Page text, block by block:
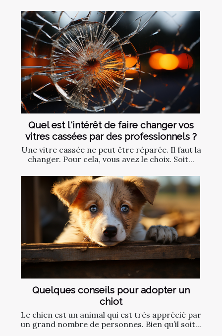
Quel est l'intérêt de faire changer vos
vitres cassées par des professionnels ?
Une vitre cassée ne peut être réparée. Il faut la
changer. Pour cela, vous avez le choix. Soit...
Quelques conseils pour adopter un
chiot
Le chien est un animal qui est très apprécié par
un grand nombre de personnes. Bien qu’il soit...